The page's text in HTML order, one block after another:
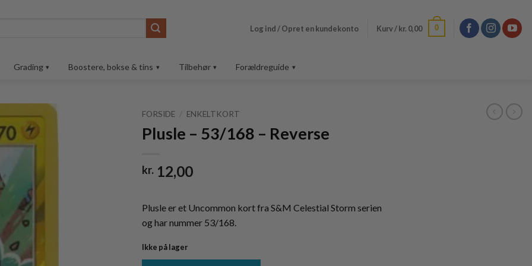
Log ind / Opret en kundekonto Kurv /kr. 0,00 0
Grading Boostere, bokse & tins Tilbehør Forældreguide
Tilføj til
FORSIDE / ENKELTKORT
Plusle – 53/168 – Reverse
kr. 12,00
Plusle er et Uncommon kort fra S&M Celestial Storm serien
og har nummer 53/168.
Ikke på lager